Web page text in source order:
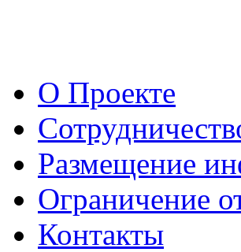
О Проекте
Размещение
Ограничение
Контакты